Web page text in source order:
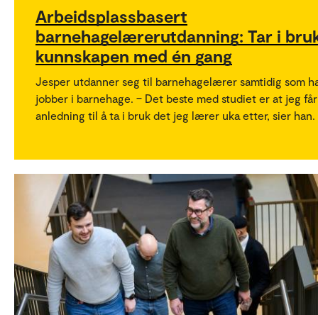
Arbeidsplassbasert
barnehagelærerutdanning: Tar i
kunnskapen med én gang
Jesper utdanner seg til barnehagelærer samtidig som
jobber i barnehage. – Det beste med studiet er at jeg får
anledning til å ta i bruk det jeg lærer uka etter, sier han.